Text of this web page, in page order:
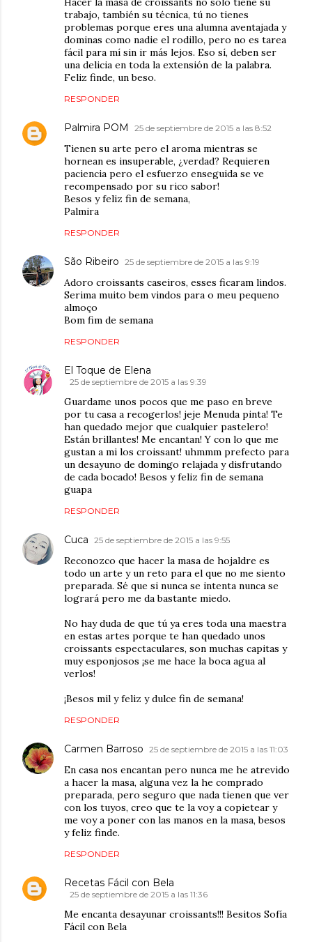
trabajo, también su técnica, tú no tienes
problemas porque eres una alumna aventajada y
dominas como nadie el rodillo, pero no es tarea
fácil para mí sin ir más lejos. Eso sí, deben ser
una delicia en toda la extensión de la palabra.
Feliz finde, un beso.
RESPONDER
Palmira POM 25 de septiembre de 2015 a las 8:52
Tienen su arte pero el aroma mientras se
hornean es insuperable, ¿verdad? Requieren
paciencia pero el esfuerzo enseguida se ve
recompensado por su rico sabor!
Besos y feliz fin de semana,
Palmira
RESPONDER
São Ribeiro 25 de septiembre de 2015 a las 9:19
Adoro croissants caseiros, esses ficaram lindos.
Serima muito bem vindos para o meu pequeno
almoço
Bom fim de semana
RESPONDER
El Toque de Elena
25 de septiembre de 2015 a las 9:39
Guardame unos pocos que me paso en breve
por tu casa a recogerlos! jeje Menuda pinta! Te
han quedado mejor que cualquier pastelero!
Están brillantes! Me encantan! Y con lo que me
gustan a mi los croissant! uhmmm prefecto para
un desayuno de domingo relajada y disfrutando
de cada bocado! Besos y feliz fin de semana
guapa
RESPONDER
Cuca 25 de septiembre de 2015 a las 9:55
Reconozco que hacer la masa de hojaldre es
todo un arte y un reto para el que no me siento
preparada. Sé que si nunca se intenta nunca se
logrará pero me da bastante miedo.
No hay duda de que tú ya eres toda una maestra
en estas artes porque te han quedado unos
croissants espectaculares, son muchas capitas y
muy esponjosos ¡se me hace la boca agua al
verlos!
¡Besos mil y feliz y dulce fin de semana!
RESPONDER
Carmen Barroso 25 de septiembre de 2015 a las 11:03
En casa nos encantan pero nunca me he atrevido
a hacer la masa, alguna vez la he comprado
preparada, pero seguro que nada tienen que ver
con los tuyos, creo que te la voy a copietear y
me voy a poner con las manos en la masa, besos
y feliz finde.
RESPONDER
Recetas Fácil con Bela
25 de septiembre de 2015 a las 11:36
Me encanta desayunar croissants!!! Besitos Sofía
Fácil con Bela